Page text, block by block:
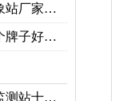
2026便携式综合气象站厂家排行！应急临时建站首选双品牌
鸟类性别检测仪哪个牌子好？2026禽类性别快速鉴别设备品牌推荐
微型环境空气质量监测站十大品牌推荐榜单（2026网格化空气监测优选）